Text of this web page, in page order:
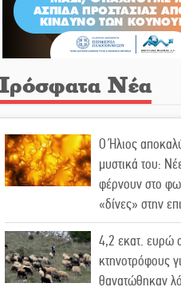
Νέα
Ο Ήλιος
μυστικά του:
φέρνουν στο
«δίνες» στην
4,2 εκατ. ευρώ
κτηνοτρόφους
θανατώθηκαν